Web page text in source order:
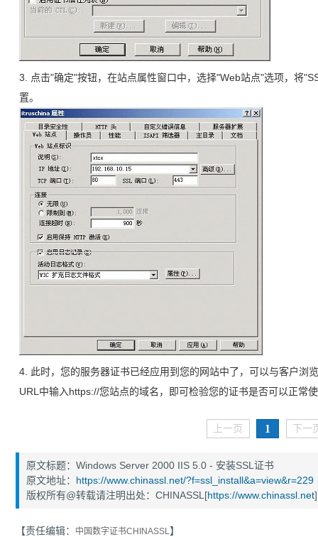
3. 点击"确定"按钮，在站点属性窗口中，选择"Web站点"选项，将
置。
4. 此时，您的服务器证书已经应用到您的网站中了，可以与客户浏
URL中输入https://您站点的域名，即可检验您的证书是否可以正常
上一页 1 下一
原文标题：Windows Server 2000 IIS 5.0 - 安装SSL证书
原文地址： https://www.chinassl.net/?f=ssl_install&a=view&r=229
版权所有@转载请注明出处：CHINASSL[https://www.chinassl.net]
【责任编辑： 中国数字证书CHINASSL】